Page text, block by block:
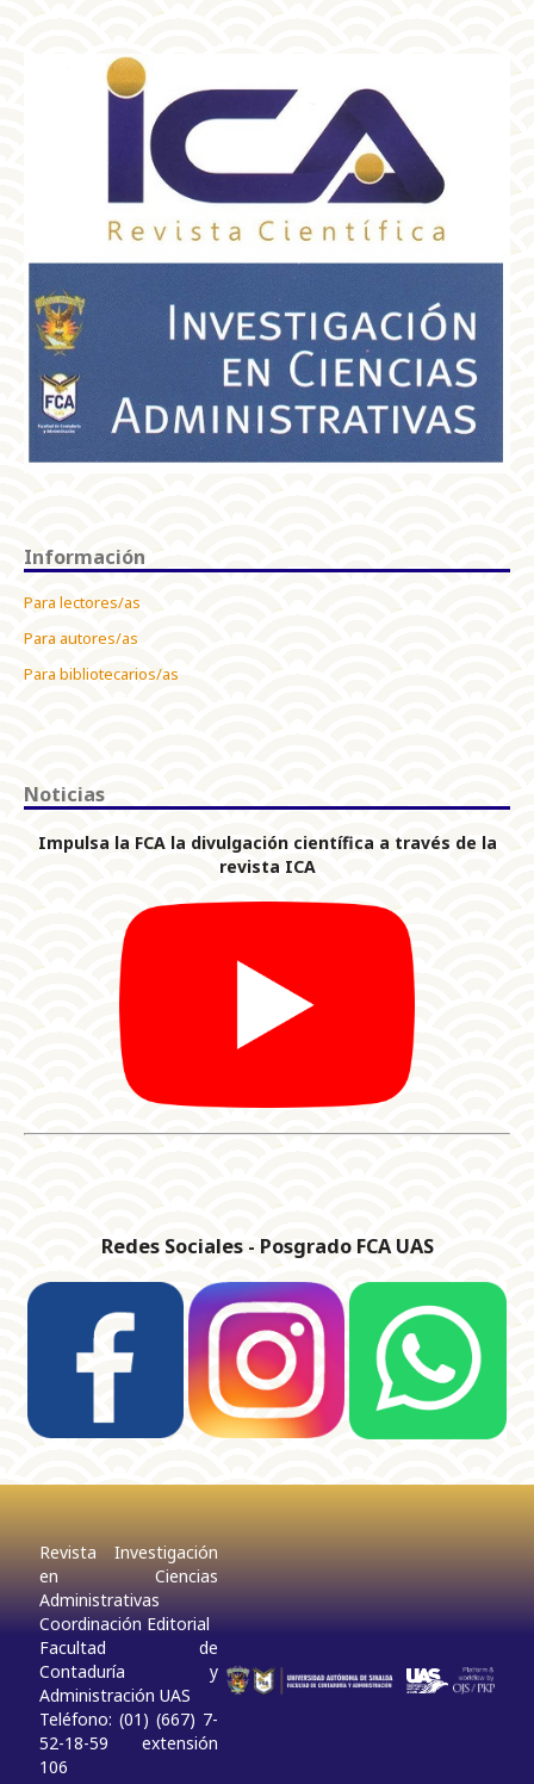
Información
Para lectores/as
Para autores/as
Para bibliotecarios/as
Noticias
Impulsa la FCA la divulgación científica a través de la
revista ICA
Redes Sociales - Posgrado FCA UAS
Revista Investigación
en Ciencias
Administrativas
Coordinación Editorial
Facultad de
Contaduría y
Administración UAS
Teléfono: (01) (667) 7-
52-18-59 extensión
106